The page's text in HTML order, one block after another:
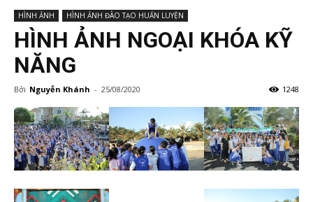
HÌNH ẢNH HÌNH ẢNH ĐÀO TẠO HUẤN LUYỆN
HÌNH ẢNH NGOẠI KHÓA KỸ
NĂNG
Bởi Nguyễn Khánh - 25/08/2020 1248